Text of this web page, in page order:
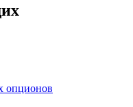
опционов